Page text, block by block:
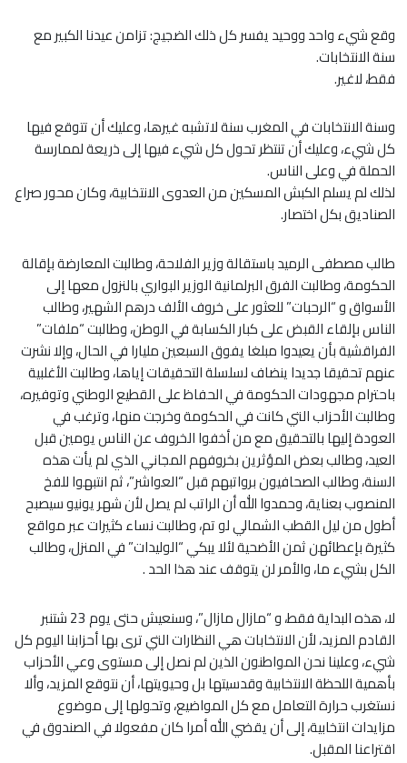
وقع شيء واحد ووحيد يفسر كل ذلك الضجيج: تزامن عيدنا الكبير مع
سنة الانتخابات.
فقط، لاغير.
وسنة الانتخابات في المغرب سنة لاتشبه غيرها، وعليك أن تتوقع فيها
كل شيء، وعليك أن تنتظر تحول كل شيء فيها إلى ذريعة لممارسة
الحملة في وعلى الناس.
لذلك لم يسلم الكبش المسكين من العدوى الانتخابية، وكان محور صراع
الصناديق بكل اختصار.
طالب مصطفى الرميد باستقالة وزير الفلاحة، وطالبت المعارضة بإقالة
الحكومة، وطالبت الفرق البرلمانية الوزير البواري بالنزول معها إلى
الأسواق و “الرحبات” للعثور على خروف الألف درهم الشهير، وطالب
الناس بإلقاء القبض على كبار الكسابة في الوطن، وطالبت “ملفات”
الفراقشية بأن يعيدوا مبلغا يفوق السبعين مليارا في الحال، وإلا نشرت
عنهم تحقيقا جديدا ينضاف لسلسلة التحقيقات إياها، وطالبت الأغلبية
باحترام مجهودات الحكومة في الحفاظ على القطيع الوطني وتوفيره،
وطالبت الأحزاب التي كانت في الحكومة وخرجت منها، وترغب في
العودة إليها بالتحقيق مع من أخفوا الخروف عن الناس يومين قبل
العيد، وطالب بعض المؤثرين بخروفهم المجاني الذي لم يأت هذه
السنة، وطالب الصحافيون برواتبهم قبل “العواشر”، ثم انتبهوا للفخ
المنصوب بعناية، وحمدوا الله أن الراتب لم يصل لأن شهر يونيو سيصبح
أطول من ليل القطب الشمالي لو تم، وطالبت نساء كثيرات عبر مواقع
كثيرة بإعطائهن ثمن الأضحية لئلا يبكي “الوليدات” في المنزل، وطالب
الكل بشيء ما، والأمر لن يتوقف عند هذا الحد .
لا، هذه البداية فقط، و “مازال مازال”، وسنعيش حتى يوم 23 شتنبر
القادم المزيد، لأن الانتخابات هي النظارات التي ترى بها أحزابنا اليوم كل
شيء، وعلينا نحن المواطنون الذين لم نصل إلى مستوى وعي الأحزاب
بأهمية اللحظة الانتخابية وقدسيتها بل وحيويتها، أن نتوقع المزيد، وألا
نستغرب حرارة التعامل مع كل المواضيع، وتحولها إلى موضوع
مزايدات انتخابية، إلى أن يقضي الله أمرا كان مفعولا في الصندوق في
اقتراعنا المقبل.